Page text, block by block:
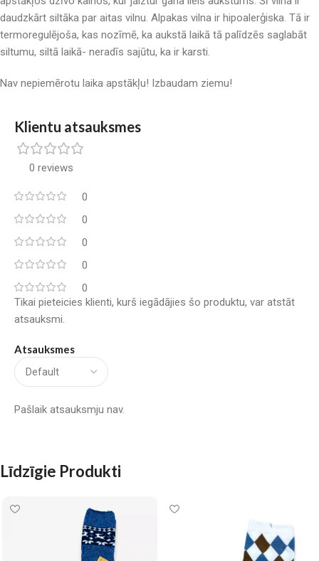
daudzkārt siltāka par aitas vilnu. Alpakas vilna ir hipoalerģiska. Tā ir
termoregulējoša, kas nozīmē, ka aukstā laikā tā palīdzēs saglabāt
siltumu, siltā laikā- neradīs sajūtu, ka ir karsti.
Nav nepiemērotu laika apstākļu! Izbaudam ziemu!
Klientu atsauksmes
0 reviews
0
0
0
0
0
Atsauksmes
Pašlaik atsauksmju nav.
Tikai pieteicies klienti, kurš iegādājies šo produktu, var atstāt
atsauksmi.
Līdzīgie Produkti